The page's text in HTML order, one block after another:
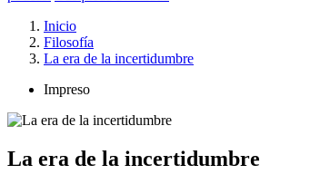
Inicio
Filosofía
La era de la incertidumbre
Impreso
La era de la incertidumbre